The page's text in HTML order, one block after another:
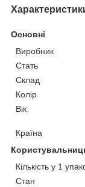
Основні
Виробник
Стать
Склад
Колір
Вік
Країна
Кількість у 1
Стан